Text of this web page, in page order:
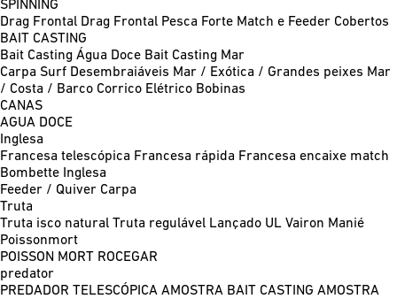
SPINNING
Drag Frontal Drag Frontal Pesca Forte Match e Feeder Cobertos
BAIT CASTING
Bait Casting Água Doce Bait Casting Mar
Carpa Surf Desembraiáveis Mar / Exótica / Grandes peixes Mar
/ Costa / Barco Corrico Elétrico Bobinas
CANAS
AGUA DOCE
Inglesa
Francesa telescópica Francesa rápida Francesa encaixe match
Bombette Inglesa
Feeder / Quiver Carpa
Truta
Truta isco natural Truta regulável Lançado UL Vairon Manié
Poissonmort
POISSON MORT ROCEGAR
predator
PREDADOR TELESCÓPICA AMOSTRA BAIT CASTING AMOSTRA